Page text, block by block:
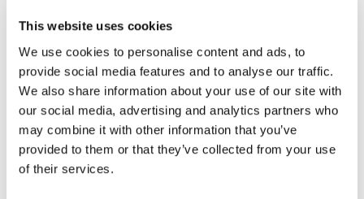
This website uses cookies
We use cookies to personalise content and ads, to
provide social media features and to analyse our traffic.
We also share information about your use of our site with
our social media, advertising and analytics partners who
may combine it with other information that you’ve
provided to them or that they’ve collected from your use
of their services.
Articoli dedicati alla grammatica inglese
Articoli dedicati a inglese nel mondo del lavoro
Articoli con tips e new sulla lingua inglese
Articoli divertenti su film e musica
In quanto di età superiore ai 16 anni, dichiaro di acconsentire
al trattamento dei miei dati personali in conformità
all’informativa privacy.
Desidero ricevere comunicazioni commerciali e promozionali